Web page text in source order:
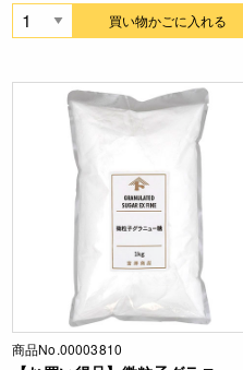
買い物かごに入れる
商品No.00003810